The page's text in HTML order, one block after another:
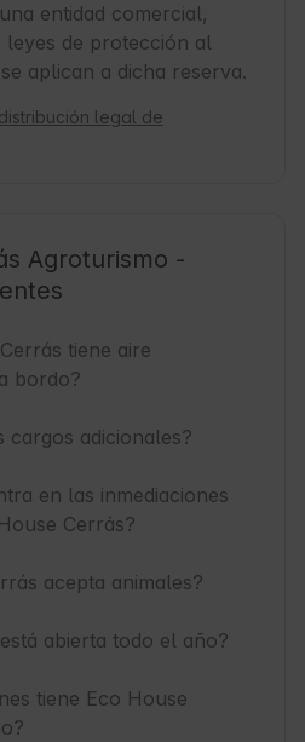
entidad comercial,
leyes de protección al
aplican a dicha reserva.
legal de
Agroturismo -
tiene aire
bordo?
cargos adicionales?
en las inmediaciones
Cerrás?
acepta animales?
abierta todo el año?
tiene Eco House